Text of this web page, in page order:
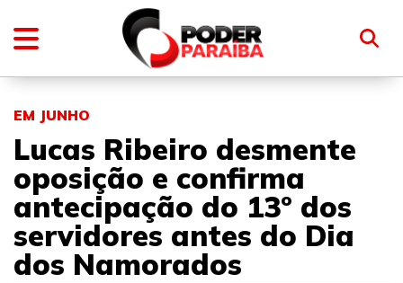
EM JUNHO
Lucas Ribeiro desmente
oposição e confirma
antecipação do 13º dos
servidores antes do Dia
dos Namorados